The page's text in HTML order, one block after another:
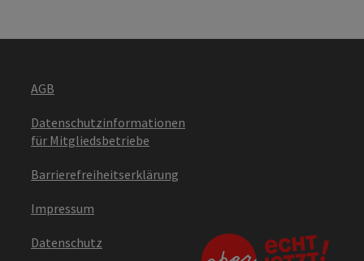
AGB
Datenschutzinformationen
für Mitgliedsbetriebe
Barrierefreiheitserklärung
Impressum
Datenschutz